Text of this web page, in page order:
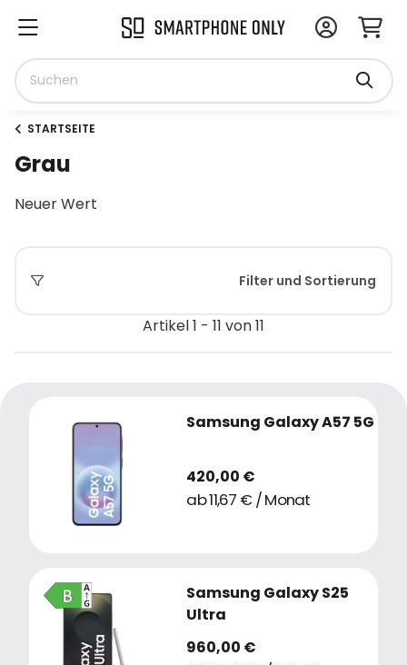
STARTSEITE
Grau
Neuer Wert
Filter und Sortierung
Artikel 1 - 11 von 11
Samsung Galaxy A57 5G
420,00 €
ab 11,67 € / Monat
Samsung Galaxy S25
Ultra
960,00 €